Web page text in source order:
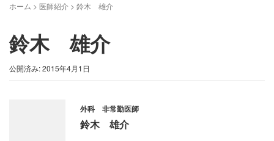
ホーム > 医師紹介 > 鈴木 雄介
鈴木 雄介
公開済み: 2015年4月1日
外科 非常勤医師
鈴木 雄介